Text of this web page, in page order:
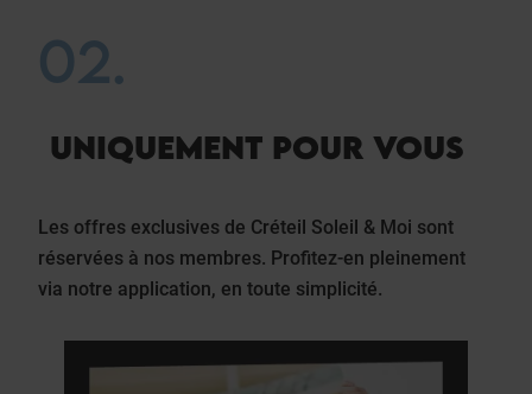
02.
UNIQUEMENT POUR VOUS
Les offres exclusives de Créteil Soleil & Moi sont
réservées à nos membres. Profitez-en pleinement
via notre application, en toute simplicité.